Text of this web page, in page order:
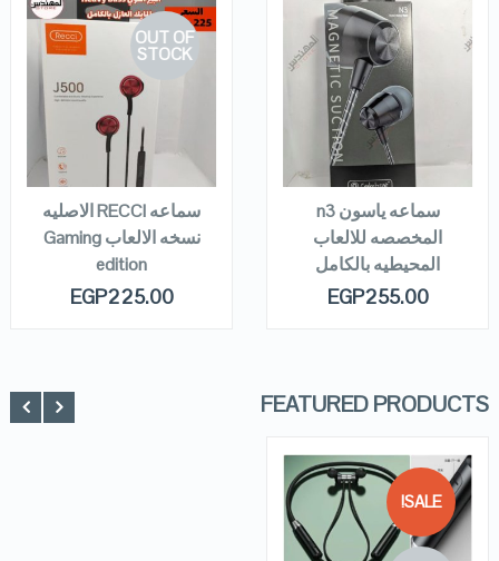
QUICK LOOK
VIEW DETAILS
ADD TO
CART
سماعه ياسون n3
المخصصه للالعاب
المحيطيه بالكامل
EGP255.00
OUT OF
STOCK
QUICK LOOK
VIEW DETAILS
READ MORE
سماعه RECCI الاصليه
نسخه الالعاب Gaming
edition
EGP225.00
FEATURED PRODUCTS
SALE!
QUICK LOOK